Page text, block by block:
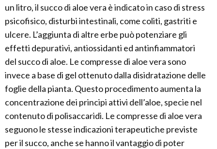
un litro, il succo di aloe vera è indicato in caso di stress
psicofisico, disturbi intestinali, come coliti, gastriti e
ulcere. L’aggiunta di altre erbe può potenziare gli
effetti depurativi, antiossidanti ed antinfiammatori
del succo di aloe. Le compresse di aloe vera sono
invece a base di gel ottenuto dalla disidratazione delle
foglie della pianta. Questo procedimento aumenta la
concentrazione dei principi attivi dell’aloe, specie nel
contenuto di polisaccaridi. Le compresse di aloe vera
seguono le stesse indicazioni terapeutiche previste
per il succo, anche se hanno il vantaggio di poter